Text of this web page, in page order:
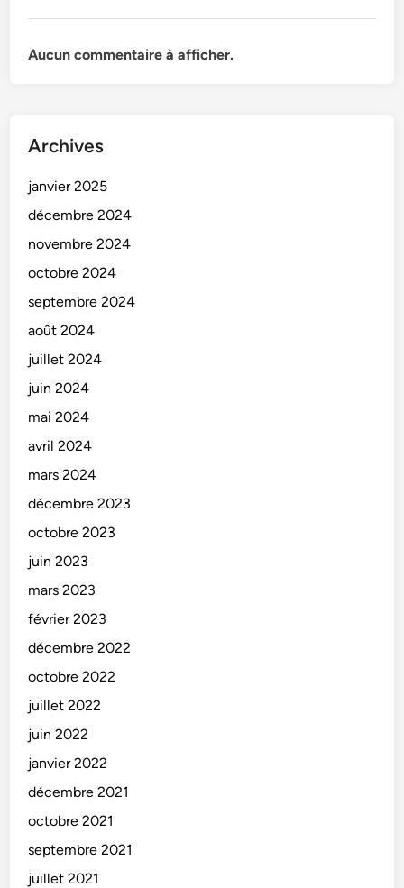
Aucun commentaire à afficher.
Archives
janvier 2025
décembre 2024
novembre 2024
octobre 2024
septembre 2024
août 2024
juillet 2024
juin 2024
mai 2024
avril 2024
mars 2024
décembre 2023
octobre 2023
juin 2023
mars 2023
février 2023
décembre 2022
octobre 2022
juillet 2022
juin 2022
janvier 2022
décembre 2021
octobre 2021
septembre 2021
juillet 2021